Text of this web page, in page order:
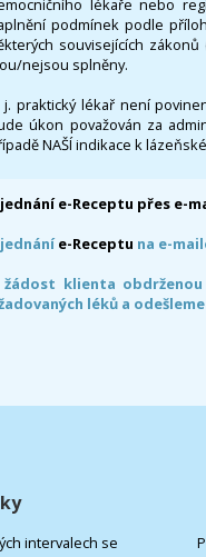
lékaře nebo
podmínek podle
souvisejících
nejsou splněny.
j. praktický lékař není
úkon považován za
NAŠÍ indikace k
e-Receptu přes e-
e-Receptu na e-
žádost klienta
léků a
intervalech se